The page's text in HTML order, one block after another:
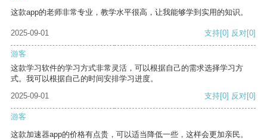
这款app的老师非常专业，教学水平很高，让我能够学到实用的知识。
2025-09-01 支持[0] 反对[0]
游客
这款学习软件的学习方式非常灵活，可以根据自己的需求选择学习方
式。我可以根据自己的时间安排学习进度。
2025-09-01
支持[0] 反对[0]
游客
这款加速器app的价格有点贵，可以适当降低一些，这样会更加亲民。